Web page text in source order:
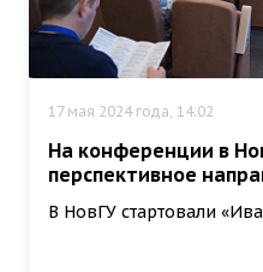
17 мая 2024 года, 14:02
На конференции в
перспективное
В НовГУ стартовали